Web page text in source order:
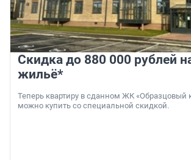
Скидка до 880 000 рублей
жильё*
Теперь квартиру в сданном ЖК «Образцовый
можно купить со специальной скидкой.